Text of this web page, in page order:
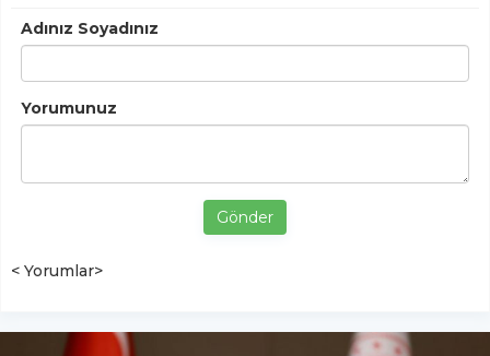
Adınız Soyadınız
Yorumunuz
Gönder
< Yorumlar>